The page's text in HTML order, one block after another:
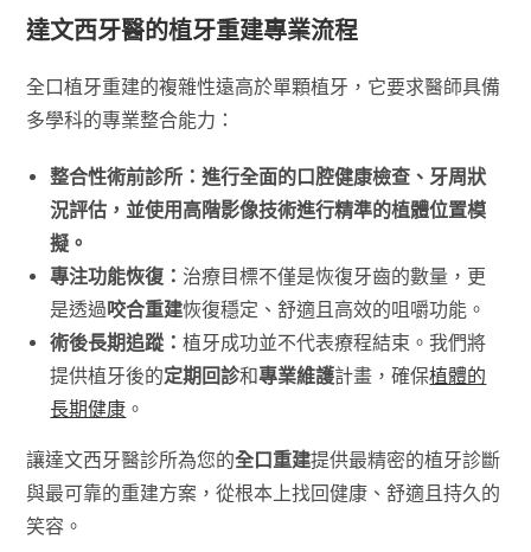
達文西牙醫的植牙重建專業流程
全口植牙重建的複雜性遠高於單顆植牙，它要求醫師具備
多學科的專業整合能力：
整合性術前診所：進行全面的口腔健康檢查、牙周狀
況評估，並使用高階影像技術進行精準的植體位置模
擬 。
專注功能恢復： 治療目標不僅是恢復牙齒的數量，更
是透過咬合重建恢復穩定、舒適且高效的咀嚼功能。
術後長期追蹤：植牙成功並不代表療程結束。我們將
提供植牙後的定期回診和專業維護計畫，確保植體的
長期健康 。
讓達文西牙醫診所為您的全口重建提供最精密的植牙診斷
與最可靠的重建方案，從根本上找回健康、舒適且持久的
笑容。